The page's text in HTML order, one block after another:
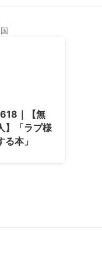
｜【無
】「ラプ様
る本」